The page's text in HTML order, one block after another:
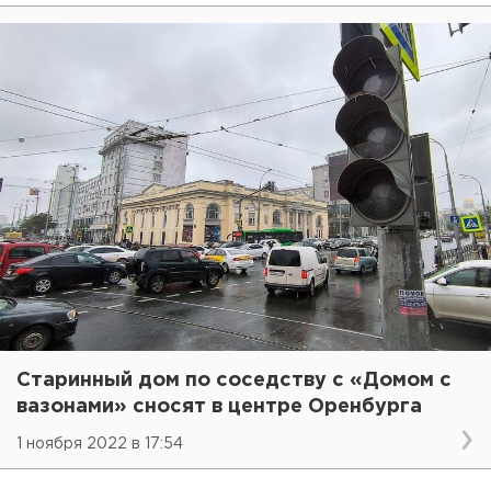
Старинный дом по соседству с «Домом с
вазонами» сносят в центре Оренбурга
1 ноября 2022 в 17:54